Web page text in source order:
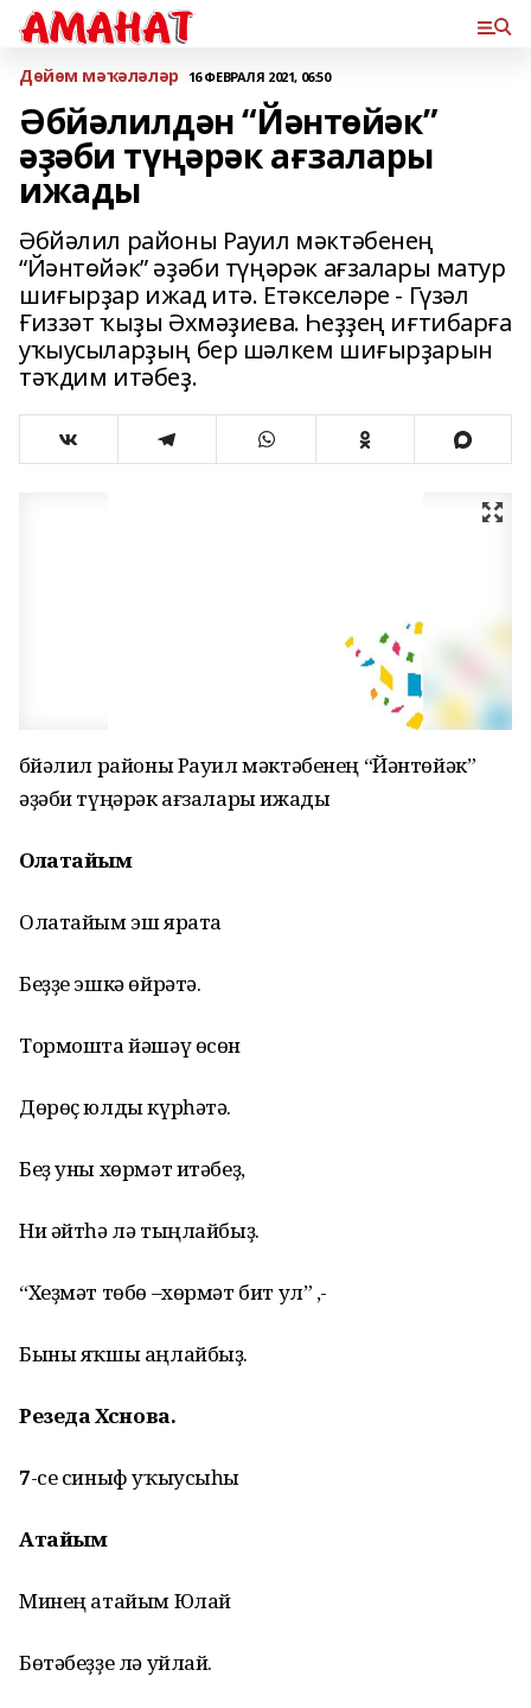
Дөйөм мәҡәләләр 16 ФЕВРАЛЯ 2021, 06:50
Әбйәлилдән “Йәнтөйәк”
әҙәби түңәрәк ағзалары
ижады
Әбйәлил районы Рауил мәктәбенең
“Йәнтөйәк” әҙәби түңәрәк ағзалары матур
шиғырҙар ижад итә. Етәкселәре - Гүзәл
Ғиззәт ҡыҙы Әхмәҙиева. Һеҙҙең иғтибарға
уҡыусыларҙың бер шәлкем шиғырҙарын
тәҡдим итәбеҙ.
Әбйәлил районы Рауил мәктәбенең “Йәнтөйәк”
әҙәби түңәрәк ағзалары ижады
Олатайым
Олатайым эш ярата
Беҙҙе эшкә өйрәтә.
Тормошта йәшәү өсөн
Дөрөҫ юлды күрһәтә.
Беҙ уны хөрмәт итәбеҙ,
Ни әйтһә лә тыңлайбыҙ.
“Хеҙмәт төбө –хөрмәт бит ул” ,-
Быны яҡшы аңлайбыҙ.
Резеда Хәсәнова.
7-се синыф уҡыусыһы
Атайым
Минең атайым Юлай
Бөтәбеҙҙе лә уйлай.